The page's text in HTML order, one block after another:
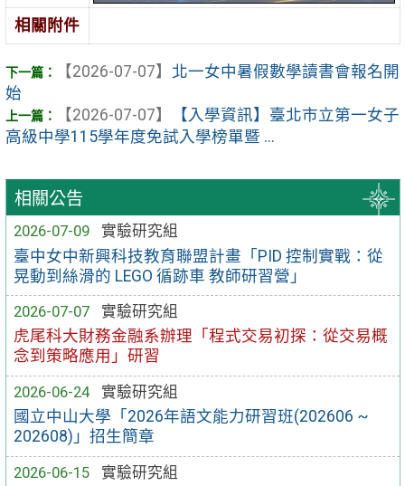
相關公告
2026-07-09
實驗研究組
臺中女中新興科技教育聯盟計畫「PID 控制實戰：從
晃動到絲滑的 LEGO 循跡車 教師研習營」
2026-07-07
實驗研究組
虎尾科大財務金融系辦理「程式交易初探：從交易概
念到策略應用」研習
2026-06-24
實驗研究組
國立中山大學「2026年語文能力研習班(202606 ~
202608)」招生簡章
2026-06-15
實驗研究組
相關附件
【2026-07-07】 北一女中暑假數學讀書會報名開
始
【2026-07-07】
【入學資訊】臺北市立第一女子
高級中學115學年度免試入學榜單暨 ...